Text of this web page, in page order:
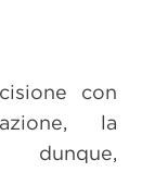
con
la
dunque,